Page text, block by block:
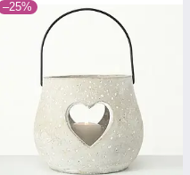
–25%